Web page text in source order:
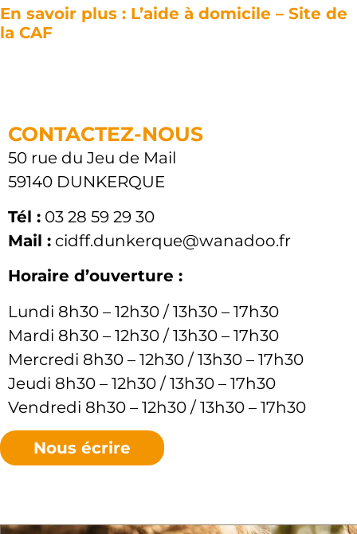
En savoir plus : L’aide à domicile – Site de
la CAF
CONTACTEZ-NOUS
50 rue du Jeu de Mail
59140 DUNKERQUE
Tél : 03 28 59 29 30
Mail : cidff.dunkerque@wanadoo.fr
Horaire d’ouverture :
Lundi 8h30 – 12h30 / 13h30 – 17h30
Mardi 8h30 – 12h30 / 13h30 – 17h30
Mercredi 8h30 – 12h30 / 13h30 – 17h30
Jeudi 8h30 – 12h30 / 13h30 – 17h30
Vendredi 8h30 – 12h30 / 13h30 – 17h30
Nous écrire